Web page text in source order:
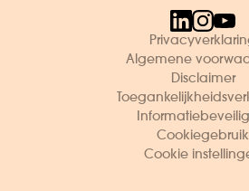
Algemene
Disclaimer
Cookiegebruik
Cookie